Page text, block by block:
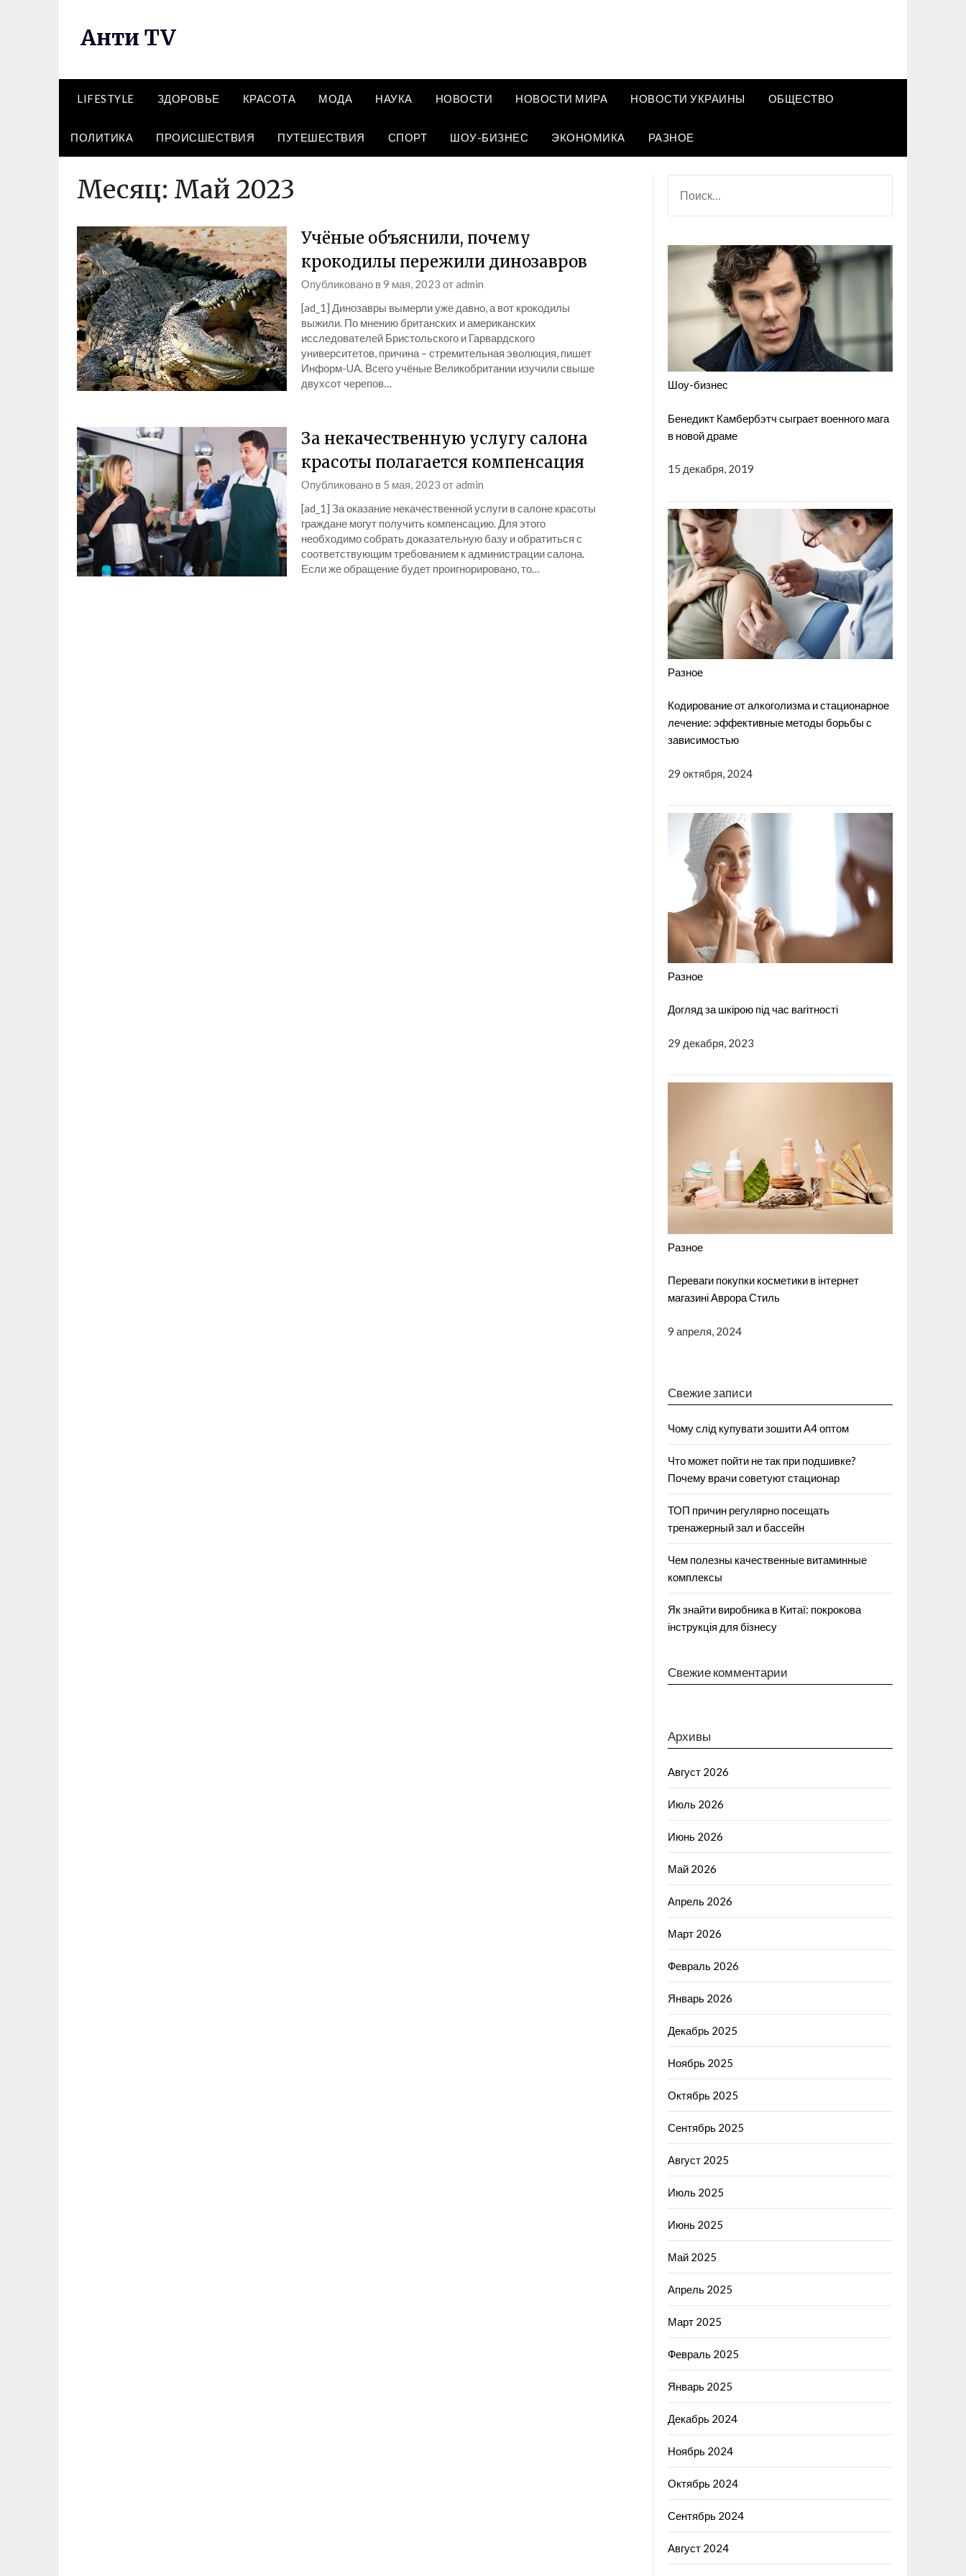
Анти TV
LIFESTYLE ЗДОРОВЬЕ КРАСОТА МОДА НАУКА НОВОСТИ НОВОСТИ МИРА НОВОСТИ УКРАИНЫ ОБЩЕСТВО
ПОЛИТИКА ПРОИСШЕСТВИЯ ПУТЕШЕСТВИЯ СПОРТ ШОУ-БИЗНЕС ЭКОНОМИКА РАЗНОЕ
Месяц: Май 2023
Учёные объяснили, почему
крокодилы пережили динозавров
Опубликовано в9 мая, 2023 отadmin
[ad_1] Динозавры вымерли уже давно, а вот крокодилы
выжили. По мнению британских и американских
исследователей Бристольского и Гарвардского
университетов, причина – стремительная эволюция, пишет
Информ-UA. Всего учёные Великобритании изучили свыше
двухсот черепов…
За некачественную услугу салона
красоты полагается компенсация
Опубликовано в 5 мая, 2023 отadmin
[ad_1] За оказание некачественной услуги в салоне красоты
граждане могут получить компенсацию. Для этого
необходимо собрать доказательную базу и обратиться с
соответствующим требованием к администрации салона.
Если же обращение будет проигнорировано, то…
Шоу-бизнес
Бенедикт Камбербэтч сыграет военного мага
в новой драме
15 декабря, 2019
Разное
Кодирование от алкоголизма и стационарное
лечение: эффективные методы борьбы с
зависимостью
29 октября, 2024
Разное
Догляд за шкірою під час вагітності
29 декабря, 2023
Разное
Переваги покупки косметики в інтернет
магазині Аврора Стиль
9 апреля, 2024
Свежие записи
Чому слід купувати зошити А4 оптом
Что может пойти не так при подшивке?
Почему врачи советуют стационар
ТОП причин регулярно посещать
тренажерный зал и бассейн
Чем полезны качественные витаминные
комплексы
Як знайти виробника в Китаї: покрокова
інструкція для бізнесу
Свежие комментарии
Архивы
Август 2026
Июль 2026
Июнь 2026
Май 2026
Апрель 2026
Март 2026
Февраль 2026
Январь 2026
Декабрь 2025
Ноябрь 2025
Октябрь 2025
Сентябрь 2025
Август 2025
Июль 2025
Июнь 2025
Май 2025
Апрель 2025
Март 2025
Февраль 2025
Январь 2025
Декабрь 2024
Ноябрь 2024
Октябрь 2024
Сентябрь 2024
Август 2024